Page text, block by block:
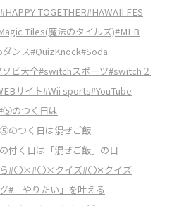
#HAPPY TOGETHER#HAWAII FES
Tiles(魔法のタイルズ)#MLB
ンス#QuizKnock#Soda
ビ大全#switchスポーツ#switch２
サイト#Wii sports#YouTube
のつく日は
のつく日は混ぜご飯
付く日は「混ぜご飯」の日
#〇×#〇×クイズ#〇✕クイズ
#「やりたい」を叶える